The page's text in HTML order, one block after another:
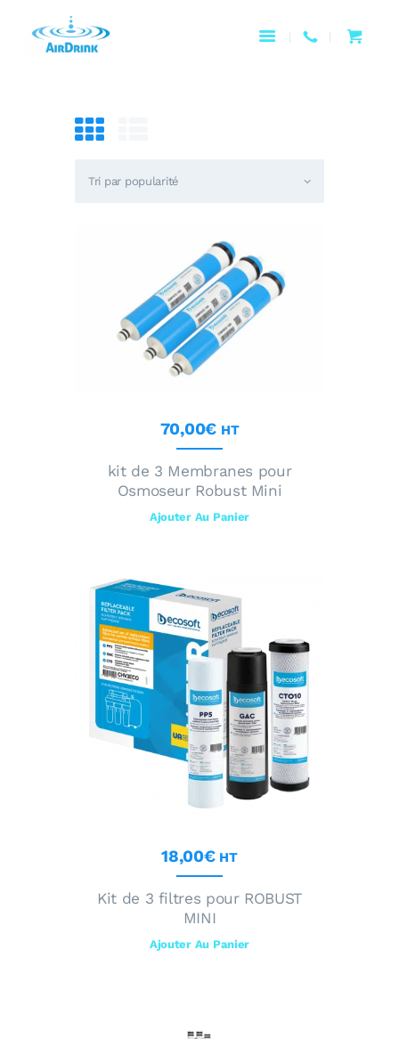
70,00€ HT
kit de 3 Membranes pour
Osmoseur Robust Mini
Ajouter Au Panier
18,00€ HT
Kit de 3 filtres pour ROBUST
MINI
Ajouter Au Panier